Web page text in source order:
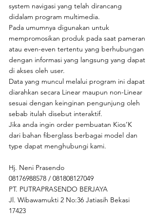
system navigasi yang telah dirancang
didalam program multimedia.
Pada umumnya digunakan untuk
mempromosikan produk pada saat pameran
atau even-even tertentu yang berhubungan
dengan informasi yang langsung yang dapat
di akses oleh user.
Data yang muncul melalui program ini dapat
diarahkan secara Linear maupun non-Linear
sesuai dengan keinginan pengunjung oleh
sebab itulah disebut interaktif.
Jika anda ingin order pembuatan Kios’K
dari bahan fiberglass berbagai model dan
type dapat menghubungi kami.
Hj. Neni Prasendo
08176988578 / 081808127049
PT. PUTRAPRASENDO BERJAYA
Jl. Wibawamukti 2 No:36 Jatiasih Bekasi
17423